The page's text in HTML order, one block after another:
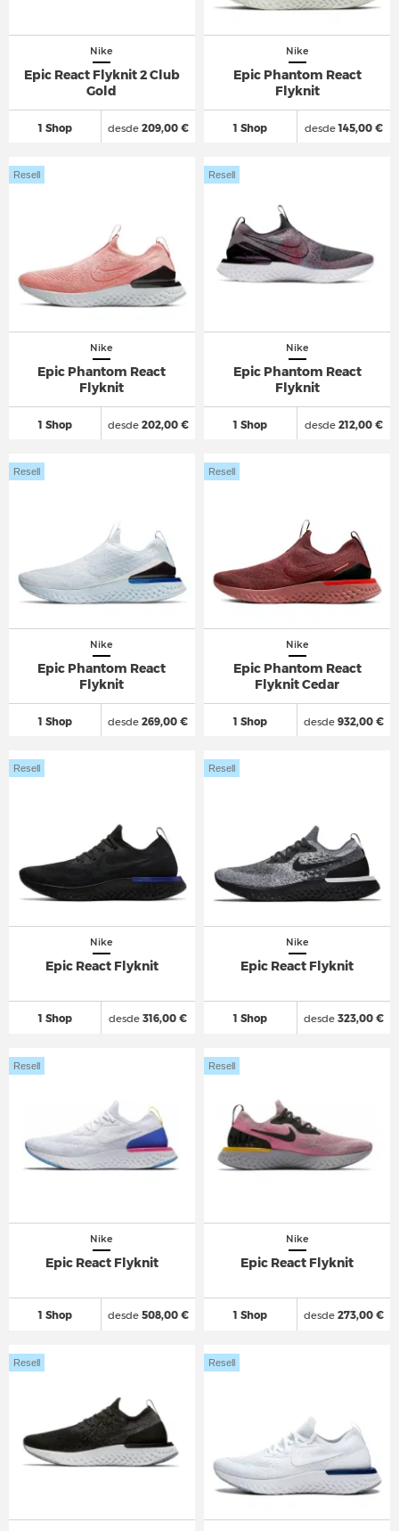
Nike
Epic React Flyknit 2 Club
Gold
1 Shop desde209,00 €
Nike
Epic Phantom React
Flyknit
1 Shop desde145,00 €
Nike
Epic Phantom React
Flyknit
1 Shop
Resell
desde202,00 €
Nike
Epic Phantom React
Flyknit
1 Shop
Resell
desde212,00 €
Nike
Epic Phantom React
Flyknit
1 Shop
Resell
desde 269,00 €
Nike
Epic Phantom React
Flyknit Cedar
1 Shop
Resell
desde932,00 €
Nike
Epic React Flyknit
1 Shop
Resell
desde 316,00 €
Nike
Epic React Flyknit
1 Shop
Resell
desde323,00 €
Nike
Epic React Flyknit
1 Shop
Resell
desde508,00 €
Nike
Epic React Flyknit
1 Shop
Resell
desde273,00 €
Resell Resell